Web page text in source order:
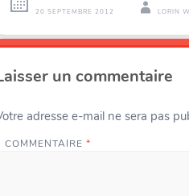
20 SEPTEMBRE 2012 LORIN
un commentaire
adresse e-mail ne sera pas
COMMENTAIRE *